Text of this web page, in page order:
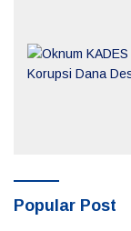
Popular Post